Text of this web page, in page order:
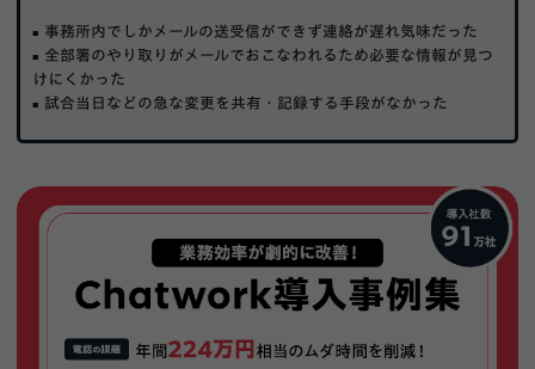
事務所内でしかメールの送受信ができず連絡が遅れ気味だった
全部署のやり取りがメールでおこなわれるため必要な情報が見つ
けにくかった
試合当日などの急な変更を共有・記録する手段がなかった